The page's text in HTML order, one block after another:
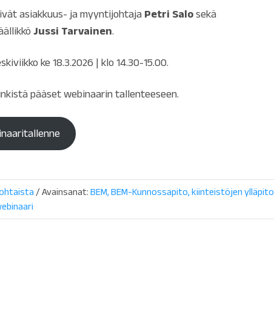
asiakkuus- ja myyntijohtaja Petri Salo sekä
Jussi Tarvainen.
ke 18.3.2026 | klo 14.30-15.00.
pääset webinaarin tallenteeseen.
/ Avainsanat: BEM BEM-Kunnossapito kiinteistöjen ylläpito